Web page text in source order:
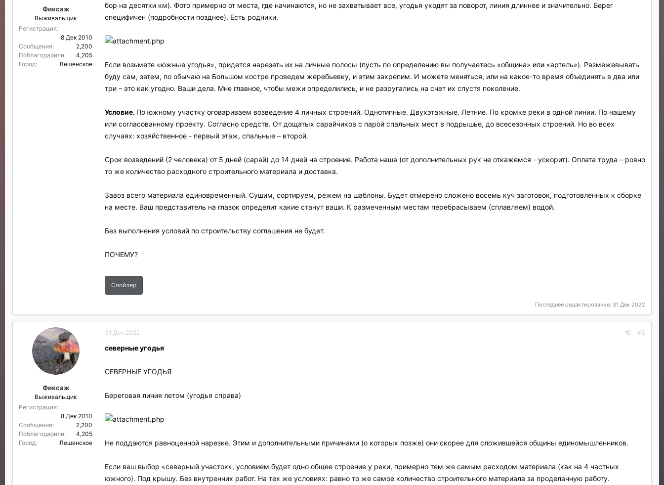
Фиксаж
Выживальщик
Регистрация
8 Дек 2010
Сообщения
2,200
Поблагодарили
4,205
Город
Лешенское
бор на десятки км). Фото примерно от места, где начинаются, но не захватывает все, угодья уходят за поворот, линия длиннее и значительно. Берег
специфичен (подробности позднее). Есть родники.
Если возьмете «южные угодья», придется нарезать их на личные полосы (пусть по определению вы получаетесь «община» или «артель»). Размежевывать
буду сам, затем, по обычаю на Большом костре проведем жеребьевку, и этим закрепим. И можете меняться, или на какое-то время объединять в два или
три – это как угодно. Ваши дела. Мне главное, чтобы межи определились, и не разругались на счет их спустя поколение.
Условие. По южному участку оговариваем возведение 4 личных строений. Однотипные. Двухэтажные. Летние. По кромке реки в одной линии. По нашему
или согласованному проекту. Согласно средств. От дощатых сарайчиков с парой спальных мест в подрышье, до всесезонных строений. Но во всех
случаях: хозяйственное - первый этаж, спальные – второй.
Срок возведений (2 человека) от 5 дней (сарай) до 14 дней на строение. Работа наша (от дополнительных рук не откажемся - ускорит). Оплата труда – ровно
то же количество расходного строительного материала и доставка.
Завоз всего материала единовременный. Сушим, сортируем, режем на шаблоны. Будет отмерено сложено восемь куч заготовок, подготовленных к сборке
на месте. Ваш представитель на глазок определит какие станут ваши. К размеченным местам перебрасываем (сплавляем) водой.
Без выполнения условий по строительству соглашения не будет.
ПОЧЕМУ?
Спойлер
Последнее редактирование: 31 Дек 2022
Фиксаж
Выживальщик
Регистрация
8 Дек 2010
Сообщения
2,200
Поблагодарили
4,205
Город
Лешенское
31 Дек 2022 #3
северные угодья
СЕВЕРНЫЕ УГОДЬЯ
Береговая линия летом (угодья справа)
Не поддаются равноценной нарезке. Этим и дополнительными причинами (о которых позже) они скорее для сложившейся общины единомышленников.
Если ваш выбор «северный участок», условием будет одно общее строение у реки, примерно тем же самым расходом материала (как на 4 частных
южного). Под крышу. Без внутренних работ. На тех же условиях: равно то же самое количество строительного материала за проделанную работу.